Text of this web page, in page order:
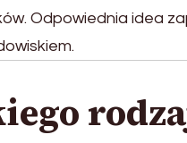
Odpowiednia idea